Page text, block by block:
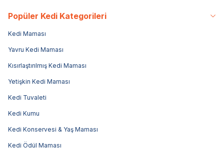
Popüler Kedi Kategorileri
Kedi Maması
Yavru Kedi Maması
Kısırlaştırılmış Kedi Maması
Yetişkin Kedi Maması
Kedi Tuvaleti
Kedi Kumu
Kedi Konservesi & Yaş Maması
Kedi Ödül Maması